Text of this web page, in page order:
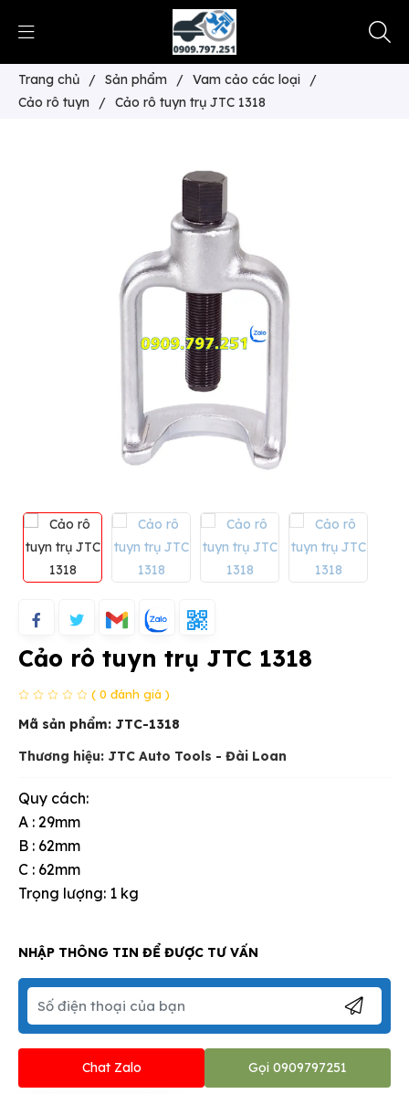
Trang chủ / Sản phẩm / Vam cảo các loại
/
Cảo rô tuyn
/ Cảo rô tuyn trụ JTC 1318
Cảo rô tuyn trụ JTC 1318
( 0 đánh giá )
Mã sản phẩm: JTC-1318
Thương hiệu: JTC Auto Tools - Đài Loan
Quy cách:
A : 29mm
B : 62mm
C : 62mm
Trọng lượng: 1 kg
NHẬP THÔNG TIN ĐỂ ĐƯỢC TƯ VẤN
Chat Zalo Gọi 0909797251